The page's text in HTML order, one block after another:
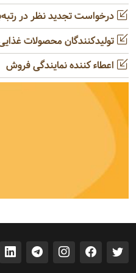
درخواست تجدید نظر در
تولیدکنندگان محصولات
اعطاء کننده نمایندگی فروش